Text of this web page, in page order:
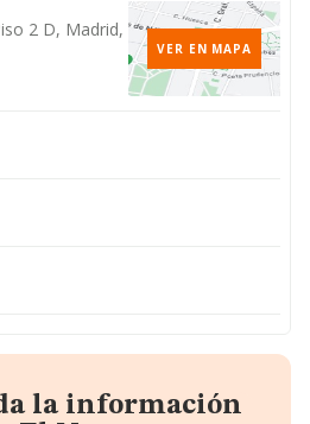
2 D, Madrid,
VER EN MAPA
la información